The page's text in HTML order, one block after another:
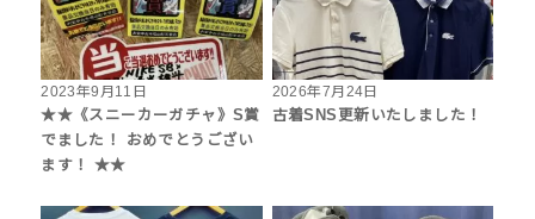
2023年9月11日
★★《スニーカーガチャ》S賞
でました！ おめでとうござい
ます！ ★★
2026年7月24日
古着SNS更新いたしました！